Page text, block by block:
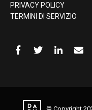
PRIVACY POLICY
TERMINI DI SERVIZIO